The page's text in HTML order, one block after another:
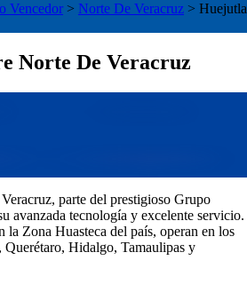
Vencedor > Norte De Veracruz > Huejutla
Norte De Veracruz
parte del prestigioso Grupo
avanzada tecnología y excelente servicio.
la Zona Huasteca del país, operan en los
Querétaro, Hidalgo, Tamaulipas y